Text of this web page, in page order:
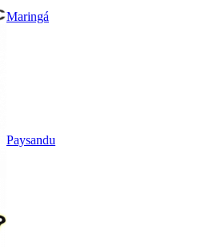
Maringá
Paysandu